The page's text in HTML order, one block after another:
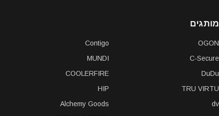
מותגים
OGON
C-Secure
DuDu
TRU VIRTU
dv
Contigo
MUNDI
COOLERFIRE
HIP
Alchemy Goods